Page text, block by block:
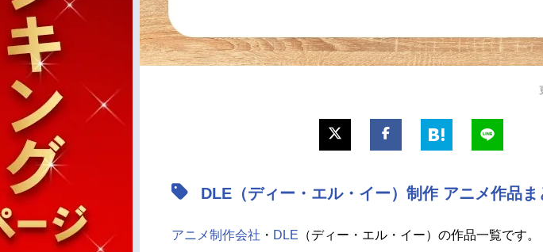
DLE（ディー・エル・イー）制作 アニメ作品ま
アニメ制作会社 ・ DLE （ディー・エル・イー）の作品一覧です。